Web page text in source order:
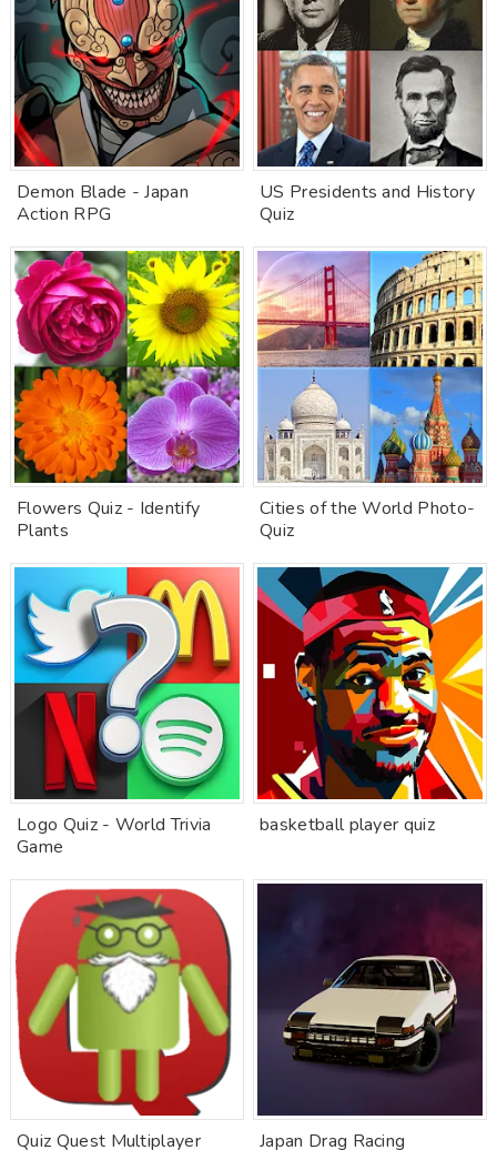
Demon Blade - Japan
Action RPG
US Presidents and History
Quiz
Flowers Quiz - Identify
Plants
Cities of the World Photo-
Quiz
Logo Quiz - World Trivia
Game
basketball player quiz
Quiz Quest Multiplayer Japan Drag Racing